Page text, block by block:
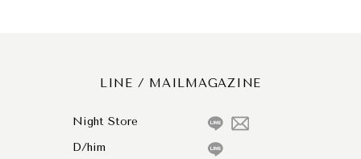
LINE / MAILMAGAZINE
Night Store
D/him